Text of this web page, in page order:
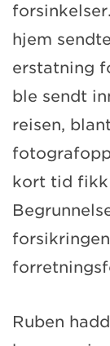
hjem
erstatning
ble sendt
reisen,
kort tid fikk
Ruben